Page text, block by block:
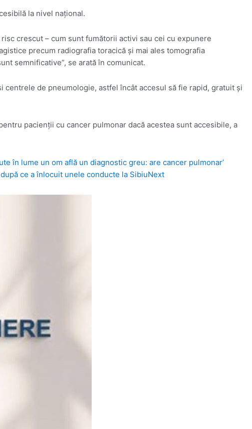
la nivel naţional.
crescut – cum sunt fumătorii activi sau cei cu expunere
precum radiografia toracică şi mai ales tomografia
semnificative”, se arată în comunicat.
de pneumologie, astfel încât accesul să fie rapid, gratuit şi
pacienţii cu cancer pulmonar dacă acestea sunt accesibile, a
în lume un om află un diagnostic greu: are cancer pulmonar’
ce a înlocuit unele conducte la SibiuNext